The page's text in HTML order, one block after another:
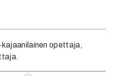
kajaanilainen opettaja,